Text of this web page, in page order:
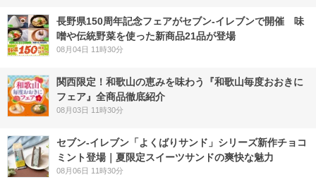
長野県150周年記念フェアがセブン-イレブンで開催 味
噌や伝統野菜を使った新商品21品が登場
08月04日 11時30分
関西限定！和歌山の恵みを味わう『和歌山毎度おおきに
フェア』全商品徹底紹介
08月03日 11時30分
セブン‐イレブン「よくばりサンド」シリーズ新作チョコ
ミント登場｜夏限定スイーツサンドの爽快な魅力
08月06日 11時30分